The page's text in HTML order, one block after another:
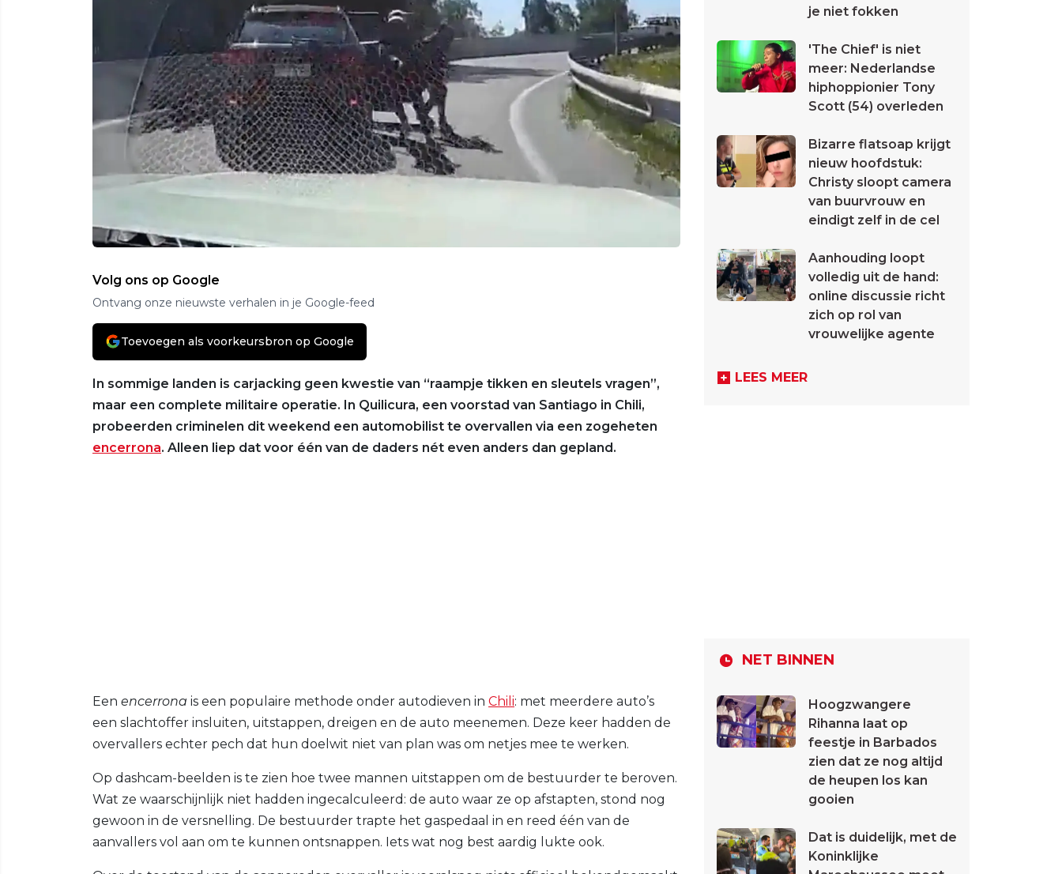
Volg ons op Google
Ontvang onze nieuwste verhalen in je Google-feed
Toevoegen als voorkeursbron op Google
In sommige landen is carjacking geen kwestie van “raampje tikken en sleutels vragen”,
maar een complete militaire operatie. In Quilicura, een voorstad van Santiago in Chili,
probeerden criminelen dit weekend een automobilist te overvallen via een zogeheten
encerrona. Alleen liep dat voor één van de daders nét even anders dan gepland.
Een encerrona is een populaire methode onder autodieven in Chili: met meerdere auto’s
een slachtoffer insluiten, uitstappen, dreigen en de auto meenemen. Deze keer hadden de
overvallers echter pech dat hun doelwit niet van plan was om netjes mee te werken.
Op dashcam-beelden is te zien hoe twee mannen uitstappen om de bestuurder te beroven.
Wat ze waarschijnlijk niet hadden ingecalculeerd: de auto waar ze op afstapten, stond nog
gewoon in de versnelling. De bestuurder trapte het gaspedaal in en reed één van de
aanvallers vol aan om te kunnen ontsnappen. Iets wat nog best aardig lukte ook.
je niet fokken
'The Chief' is niet
meer: Nederlandse
hiphoppionier Tony
Scott (54) overleden
Bizarre flatsoap krijgt
nieuw hoofdstuk:
Christy sloopt camera
van buurvrouw en
eindigt zelf in de cel
Aanhouding loopt
volledig uit de hand:
online discussie richt
zich op rol van
vrouwelijke agente
LEES MEER
NET BINNEN
Hoogzwangere
Rihanna laat op
feestje in Barbados
zien dat ze nog altijd
de heupen los kan
gooien
Dat is duidelijk, met de
Koninklijke